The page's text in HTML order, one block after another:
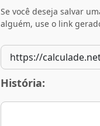
Se você deseja salvar
alguém, use o link
História: